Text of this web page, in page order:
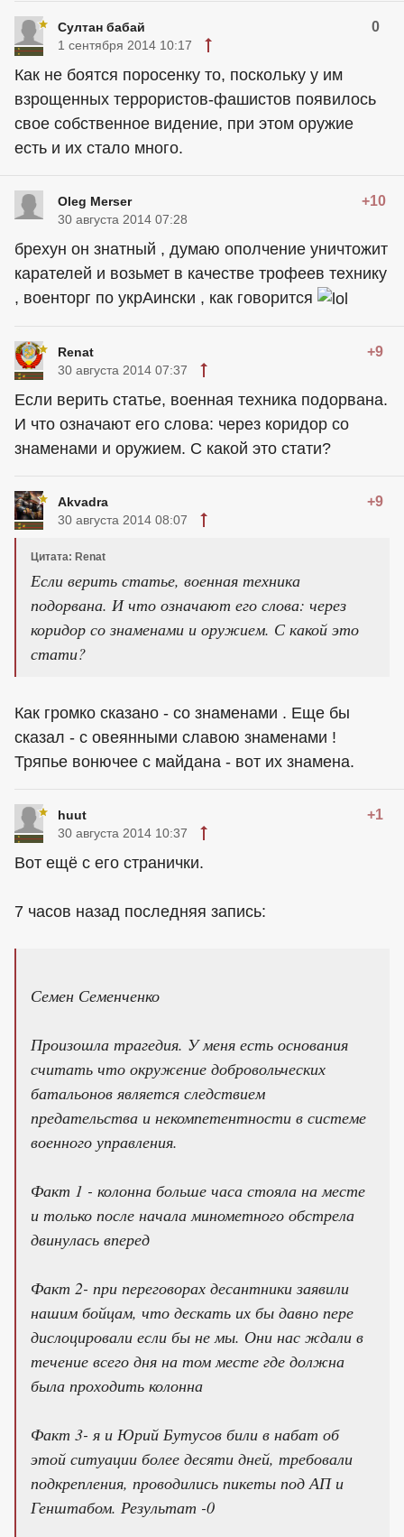
Султан бабай 0
1 сентября 2014 10:17
Как не боятся поросенку то, поскольку у им
взрощенных террористов-фашистов появилось
свое собственное видение, при этом оружие
есть и их стало много.
Oleg Merser +10
30 августа 2014 07:28
брехун он знатный , думаю ополчение уничтожит
карателей и возьмет в качестве трофеев технику
, военторг по укрАински , как говорится
Renat +9
30 августа 2014 07:37
Если верить статье, военная техника подорвана.
И что означают его слова: через коридор со
знаменами и оружием. С какой это стати?
Akvadra +9
30 августа 2014 08:07
Цитата: Renat
Если верить статье, военная техника
подорвана. И что означают его слова: через
коридор со знаменами и оружием. С какой это
стати?
Как громко сказано - со знаменами . Еще бы
сказал - с овеянными славою знаменами !
Тряпье вонючее с майдана - вот их знамена.
huut +1
30 августа 2014 10:37
Вот ещё с его странички.
7 часов назад последняя запись:
Семен Семенченко
Произошла трагедия. У меня есть основания
считать что окружение добровольческих
батальонов является следствием
предательства и некомпетентности в системе
военного управления.
Факт 1 - колонна больше часа стояла на месте
и только после начала минометного обстрела
двинулась вперед
Факт 2- при переговорах десантники заявили
нашим бойцам, что дескать их бы давно пере
дислоцировали если бы не мы. Они нас ждали в
течение всего дня на том месте где должна
была проходить колонна
Факт 3- я и Юрий Бутусов били в набат об
этой ситуации более десяти дней, требовали
подкрепления, проводились пикеты под АП и
Генштабом. Результат -0